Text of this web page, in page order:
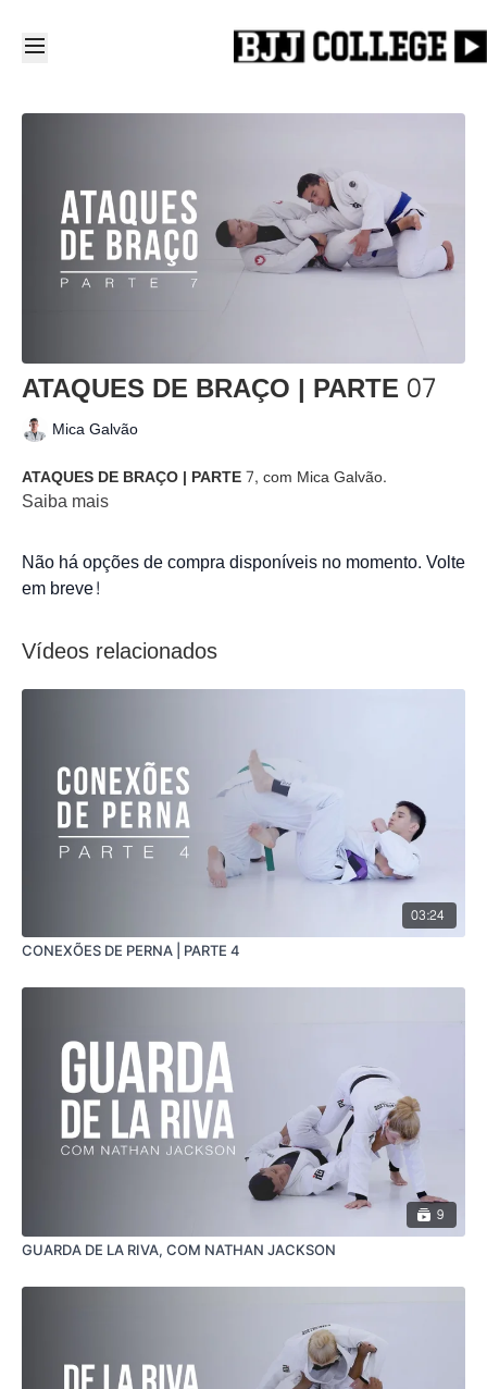
ATAQUES DE BRAÇO | PARTE 07
Mica Galvão
ATAQUES DE BRAÇO | PARTE 7, com Mica Galvão.
Saiba mais
Não há opções de compra disponíveis no momento. Volte
em breve!
Vídeos relacionados
03:24
CONEXÕES DE PERNA | PARTE 4
9
GUARDA DE LA RIVA, COM NATHAN JACKSON